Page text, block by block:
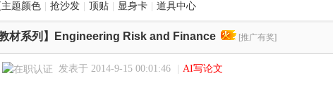
题颜色 抢沙发 顶贴 显身卡 道具中心
教材系列】Engineering Risk and Finance [推广有奖]
发表于 2014-9-15 00:01:46 AI写论文